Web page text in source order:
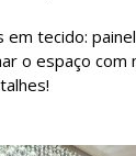
em tecido:
o espaço com